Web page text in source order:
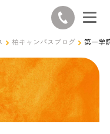
柏キャンパスブログ 第一学